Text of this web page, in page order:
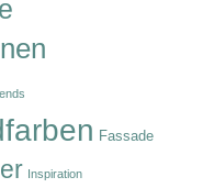
Fassade
Inspiration